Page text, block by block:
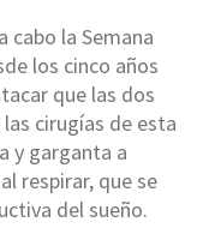
cabo la Semana
los cinco años
que las dos
cirugías de esta
y garganta a
respirar, que se
del sueño.